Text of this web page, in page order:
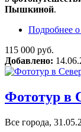
Пышкиной.
Подробнее
115 000 руб.
Добавлено:
Фототур в
Все города,